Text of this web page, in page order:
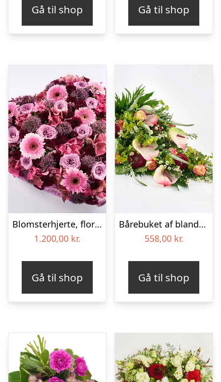
Gå til shop Gå til shop
Blomsterhjerte, floristens valg – Blomster til begravelse
1.200,00 kr.
Gå til shop
Bårebuket af blandede blomster – Blomster til begravelse
558,00 kr.
Gå til shop